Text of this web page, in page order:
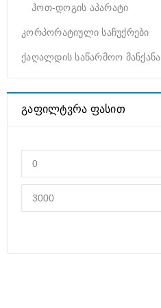
ჰოთ-დოგის აპარატი
კორპორატიული საჩუქრები
ქაღალდის საწარმოო მანქანა
ᲒᲐᲤᲘᲚᲢᲕᲠᲐ ᲤᲐᲡᲘᲗ